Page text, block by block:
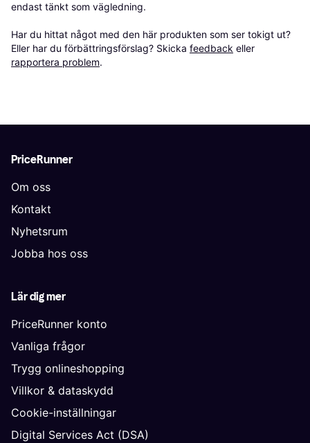
endast tänkt som vägledning.
Har du hittat något med den här produkten som ser tokigt ut?
Eller har du förbättringsförslag? Skicka feedback eller
rapportera problem.
PriceRunner
Om oss
Kontakt
Nyhetsrum
Jobba hos oss
Lär dig mer
PriceRunner konto
Vanliga frågor
Trygg onlineshopping
Villkor & dataskydd
Cookie-inställningar
Digital Services Act (DSA)